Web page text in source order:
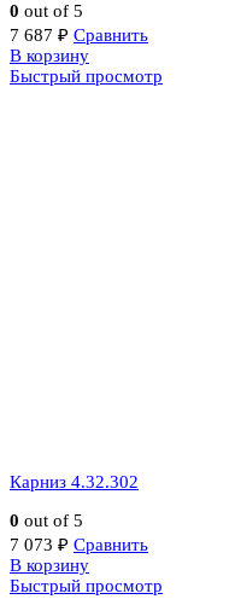
0 out of 5
7 687 ₽ Сравнить
В корзину
Быстрый просмотр
Карниз 4.32.302
0 out of 5
7 073 ₽ Сравнить
В корзину
Быстрый просмотр